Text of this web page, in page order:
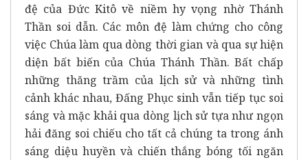
đệ của Đức Kitô về niềm hy vọng nhờ Thánh
Thần soi dẫn. Các môn đệ làm chứng cho công
việc Chúa làm qua dòng thời gian và qua sự hiện
diện bất biến của Chúa Thánh Thần. Bất chấp
những thăng trầm của lịch sử và những tình
cảnh khác nhau, Đấng Phục sinh vẫn tiếp tục soi
sáng và mặc khải qua dòng lịch sử tựa như ngọn
hải đăng soi chiếu cho tất cả chúng ta trong ánh
sáng diệu huyền và chiến thắng bóng tối ngăn